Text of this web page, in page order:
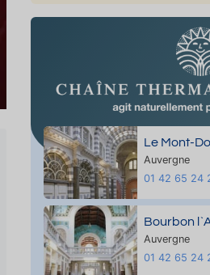
Le Mont-
Auvergne
01 42 65 24
Bourbon
Auvergne
01 42 65 24